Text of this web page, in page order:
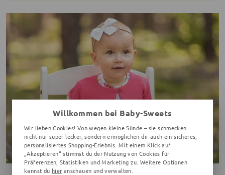
Willkommen bei Baby-Sweets
Wir lieben Cookies! Von wegen kleine Sünde – sie schmecken
nicht nur super lecker, sondern ermöglichen dir auch ein sicheres,
personalisiertes Shopping-Erlebnis. Mit einem Klick auf
„Akzeptieren“ stimmst du der Nutzung von Cookies für
Präferenzen, Statistiken und Marketing zu. Weitere Optionen
kannst du hier anschauen und verwalten.